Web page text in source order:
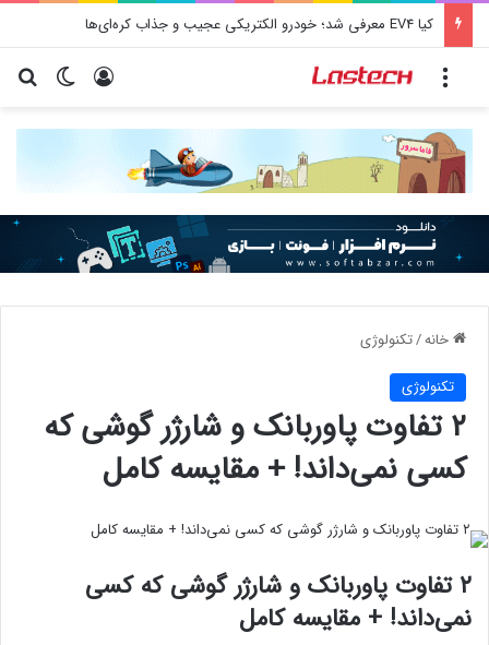
کیا EV4 معرفی شد؛ خودرو الکتریکی عجیب و جذاب کره‌ای‌ها
تغییر ورود
خانه/تکنولوژی
تکنولوژی
۲ تفاوت پاوربانک و شارژر گوشی که
کسی نمی‌داند! + مقایسه کامل
۲ تفاوت پاوربانک و شارژر گوشی که کسی
نمی‌داند! + مقایسه کامل